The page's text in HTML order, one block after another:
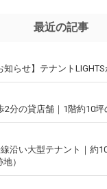
最近の記事
知らせ】テナント
2分の貸店舗｜1階約10坪
沿い大型テナント｜約
）